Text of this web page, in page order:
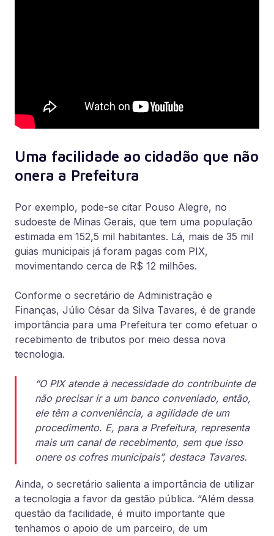
Uma facilidade ao cidadão que não
onera a Prefeitura
Por exemplo, pode-se citar Pouso Alegre, no
sudoeste de Minas Gerais, que tem uma população
estimada em 152,5 mil habitantes. Lá, mais de 35 mil
guias municipais já foram pagas com PIX,
movimentando cerca de R$ 12 milhões.
Conforme o secretário de Administração e
Finanças, Júlio César da Silva Tavares, é de grande
importância para uma Prefeitura ter como efetuar o
recebimento de tributos por meio dessa nova
tecnologia.
“O PIX atende à necessidade do contribuinte de
não precisar ir a um banco conveniado, então,
ele têm a conveniência, a agilidade de um
procedimento. E, para a Prefeitura, representa
mais um canal de recebimento, sem que isso
onere os cofres municipais”, destaca Tavares.
Ainda, o secretário salienta a importância de utilizar
a tecnologia a favor da gestão pública. “Além dessa
questão da facilidade, é muito importante que
tenhamos o apoio de um parceiro, de um